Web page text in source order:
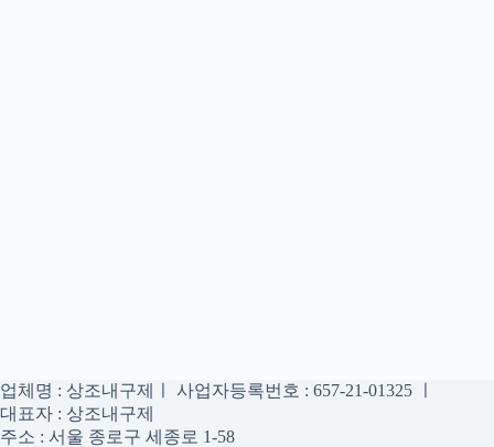
업체명 : 상조내구제ㅣ 사업자등록번호 : 657-21-01325 ㅣ
대표자 : 상조내구제
주소 : 서울 종로구 세종로 1-58